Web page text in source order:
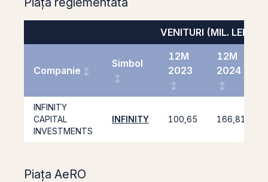
VENITURI (MIL. LEI)
Companie
Simbol
12M
2023
12M
2024
INFINITY
CAPITAL
INVESTMENTS
INFINITY 100,65 166,81
Piața AeRO